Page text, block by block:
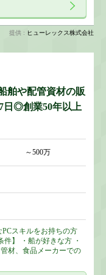
提供 : ヒューレックス株式会社
舶や配管資材の販
◎創業50年以上
～500万
PCスキルをお持ちの方
件】 ・船が好きな方 ・
材、食品メーカーでの